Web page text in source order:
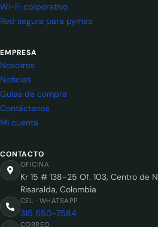
Wi-Fi corporativo
Red segura para pymes
EMPRESA
Nosotros
Noticias
Guías de compra
Contáctanos
Mi cuenta
CONTACTO
OFICINA
Kr 15 # 138-25 Of. 103, Centro de
Risaralda, Colombia
CEL · WHATSAPP
315 550-7584
CORREO